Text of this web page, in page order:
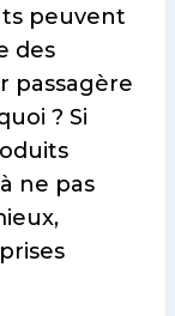
peuvent
des
passagère
? Si
ne pas